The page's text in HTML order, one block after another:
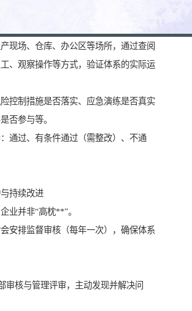
现场、仓库、办公区等场所，通过查阅
、观察操作等方式，验证体系的实际运
控制措施是否落实、应急演练是否真实
否参与等。
通过、有条件通过（需整改）、不通
持续改进
业并非“高枕**”。
安排监督审核（每年一次），确保体系
审核与管理评审，主动发现并解决问